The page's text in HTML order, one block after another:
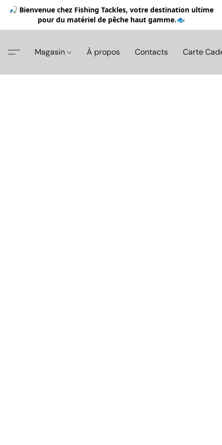
🎣 Bienvenue chez Fishing Tackles, votre destination ultime
pour du matériel de pêche haut gamme.🐟
Magasin À propos Contacts Carte